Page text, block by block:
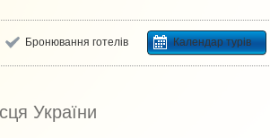
Бронювання готелів Календар турів
України